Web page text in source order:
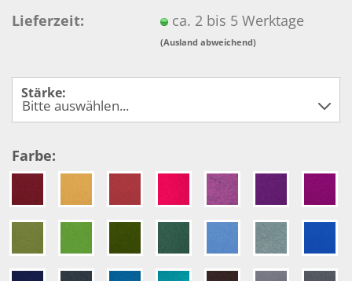
Lieferzeit:
ca. 2 bis 5 Werktage
(Ausland abweichend)
Stärke:
Farbe: